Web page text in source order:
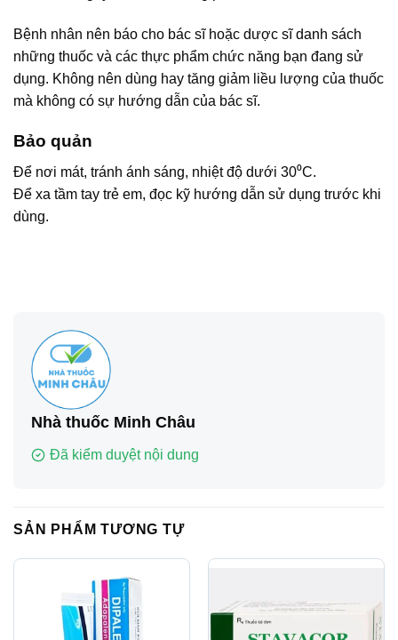
Bệnh nhân nên báo cho bác sĩ hoặc dược sĩ danh sách
những thuốc và các thực phẩm chức năng bạn đang sử
dụng. Không nên dùng hay tăng giảm liều lượng của thuốc
mà không có sự hướng dẫn của bác sĩ.
Bảo quản
Để nơi mát, tránh ánh sáng, nhiệt độ dưới 30⁰C.
Để xa tầm tay trẻ em, đọc kỹ hướng dẫn sử dụng trước khi
dùng.
Nhà thuốc Minh Châu
Đã kiểm duyệt nội dung
SẢN PHẨM TƯƠNG TỰ